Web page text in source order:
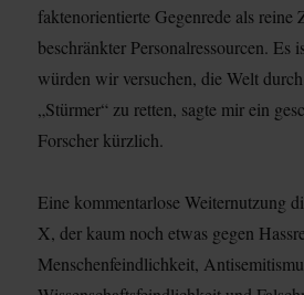
faktenorientierte Gegenrede als reine
beschränkter Personalressourcen. Es
würden wir versuchen, die Welt
„Stürmer“ zu retten, sagte mir ein
Forscher kürzlich.
Eine kommentarlose Weiternutzung
X, der kaum noch etwas gegen
Menschenfeindlichkeit,